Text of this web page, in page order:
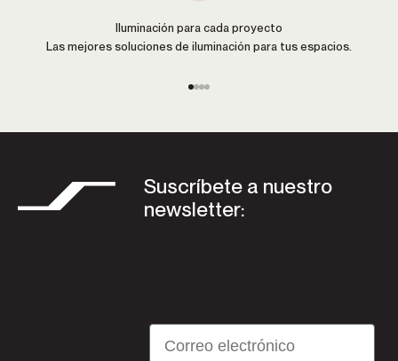
Iluminación para cada proyecto
Las mejores soluciones de iluminación para tus espacios.
Suscríbete a nuestro
newsletter:
Email